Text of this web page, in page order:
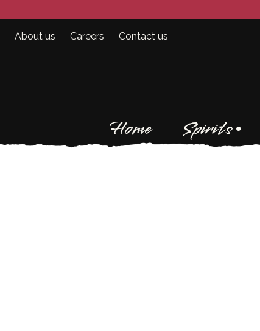
About us Careers Contact us
Home Spirits